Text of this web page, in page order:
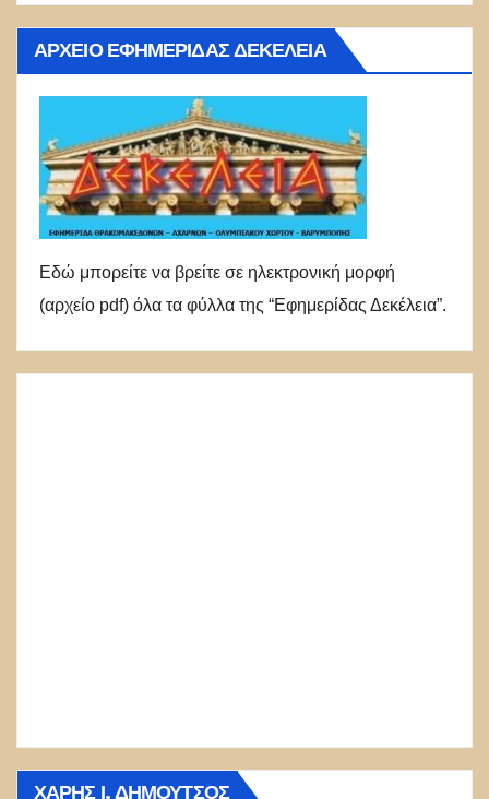
ΑΡΧΕΊΟ ΕΦΗΜΕΡΊΔΑΣ ΔΕΚΈΛΕΙΑ
Εδώ μπορείτε να βρείτε σε ηλεκτρονική μορφή
(αρχείο pdf) όλα τα φύλλα της “Εφημερίδας Δεκέλεια”.
ΧΆΡΗΣ Ι. ΔΗΜΟΎΤΣΟΣ